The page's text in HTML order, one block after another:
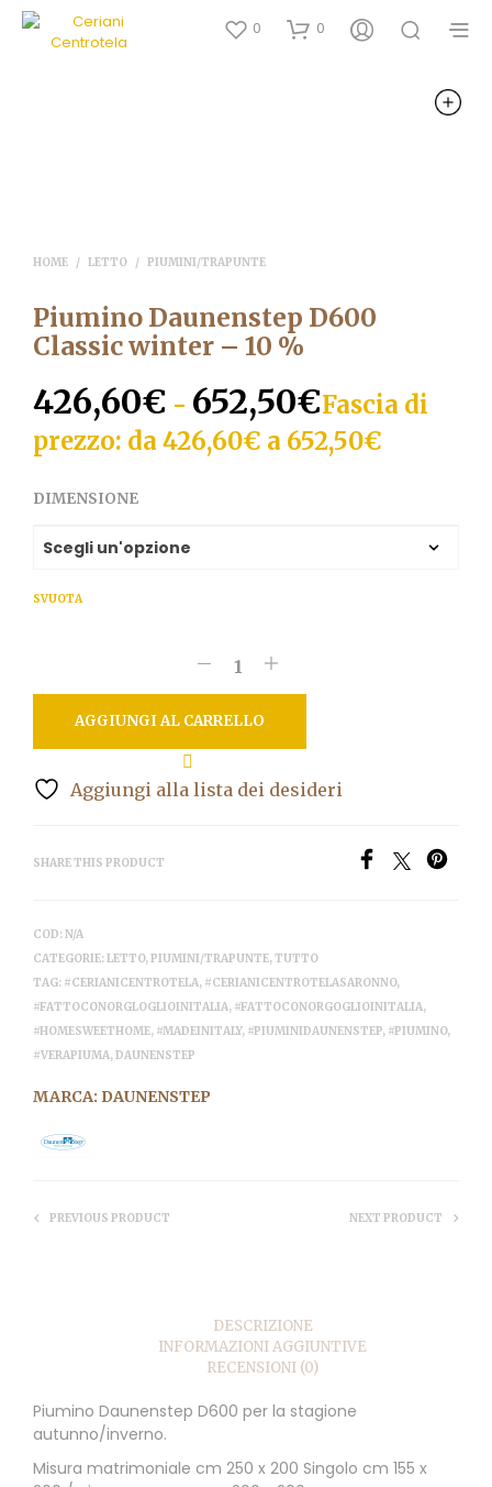
0 0
HOME / LETTO / PIUMINI/TRAPUNTE
Piumino Daunenstep D600
Classic winter – 10 %
426,60€ - 652,50€Fascia di
prezzo: da 426,60€ a 652,50€
DIMENSIONE
SVUOTA
AGGIUNGI AL CARRELLO
Aggiungi alla lista dei desideri
SHARE THIS PRODUCT
COD:N/A
CATEGORIE:LETTO,PIUMINI/TRAPUNTE,TUTTO
TAG: #CERIANICENTROTELA, #CERIANICENTROTELASARONNO,
#FATTOCONORGLOGLIOINITALIA, #FATTOCONORGOGLIOINITALIA,
#HOMESWEETHOME, #MADEINITALY, #PIUMINIDAUNENSTEP, #PIUMINO,
#VERAPIUMA,DAUNENSTEP
MARCA: DAUNENSTEP
PREVIOUS PRODUCT NEXT PRODUCT
DESCRIZIONE
INFORMAZIONI AGGIUNTIVE
RECENSIONI (0)
Piumino Daunenstep D600 per la stagione
autunno/inverno.
Misura matrimoniale cm 250 x 200 Singolo cm 155 x